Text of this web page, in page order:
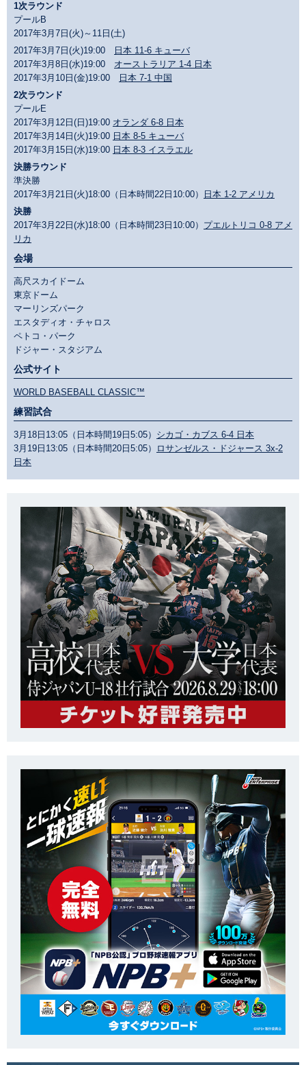
1次ラウンド
プールB
2017年3月7日(火)～11日(土)
2017年3月7日(火)19:00
日本 11-6 キューバ
2017年3月8日(水)19:00 オーストラリア 1-4 日本
2017年3月10日(金)19:00
日本 7-1 中国
2次ラウンド
プールE
2017年3月12日(日)19:00 オランダ 6-8 日本
2017年3月14日(火)19:00 日本 8-5 キューバ
2017年3月15日(水)19:00 日本 8-3 イスラエル
決勝ラウンド
準決勝
2017年3月21日(火)18:00（日本時間22日10:00）
日本 1-2 アメリカ
決勝
2017年3月22日(水)18:00（日本時間23日10:00） プエルトリコ 0-8 アメ
リカ
会場
高尺スカイドーム
東京ドーム
マーリンズパーク
エスタディオ・チャロス
ペトコ・パーク
ドジャー・スタジアム
公式サイト
WORLD BASEBALL CLASSIC™
練習試合
3月18日13:05（日本時間19日5:05） シカゴ・カブス 6-4 日本
3月19日13:05（日本時間20日5:05）
ロサンゼルス・ドジャース 3x-2
日本